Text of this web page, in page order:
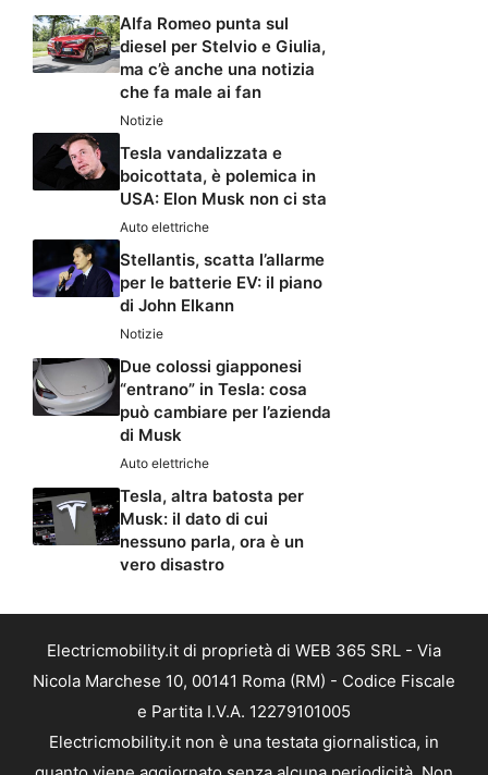
Alfa Romeo punta sul
diesel per Stelvio e Giulia,
ma c’è anche una notizia
che fa male ai fan
Notizie
Tesla vandalizzata e
boicottata, è polemica in
USA: Elon Musk non ci sta
Auto elettriche
Stellantis, scatta l’allarme
per le batterie EV: il piano
di John Elkann
Notizie
Due colossi giapponesi
“entrano” in Tesla: cosa
può cambiare per l’azienda
di Musk
Auto elettriche
Tesla, altra batosta per
Musk: il dato di cui
nessuno parla, ora è un
vero disastro
Electricmobility.it di proprietà di WEB 365 SRL - Via
Nicola Marchese 10, 00141 Roma (RM) - Codice Fiscale
e Partita I.V.A. 12279101005
Electricmobility.it non è una testata giornalistica, in